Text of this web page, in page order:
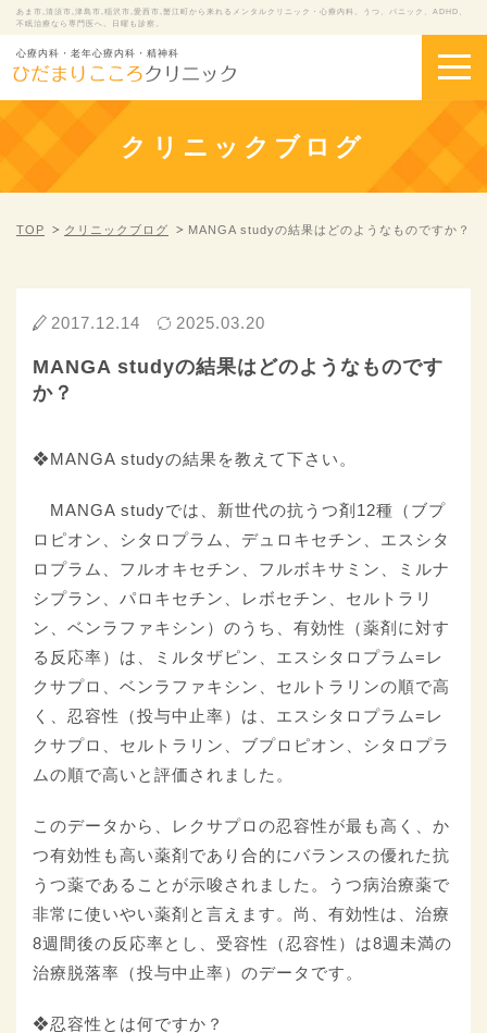
あま市,清須市,津島市,稲沢市,愛西市,蟹江町から来れるメンタルクリニック・心療内科。うつ、パニック、ADHD、
不眠治療なら専門医へ。日曜も診察。
心療内科・老年心療内科・精神科
クリニックブログ
TOP クリニックブログ MANGA studyの結果はどのようなものですか？
2017.12.14 2025.03.20
MANGA studyの結果はどのようなものです
か？
❖MANGA studyの結果を教えて下さい。
MANGA studyでは、新世代の抗うつ剤12種（ブプ
ロピオン、シタロプラム、デュロキセチン、エスシタ
ロプラム、フルオキセチン、フルボキサミン、ミルナ
シプラン、パロキセチン、レボセチン、セルトラリ
ン、ベンラファキシン）のうち、有効性（薬剤に対す
る反応率）は、ミルタザピン、エスシタロプラム=レ
クサプロ、ベンラファキシン、セルトラリンの順で高
く、忍容性（投与中止率）は、エスシタロプラム=レ
クサプロ、セルトラリン、ブプロピオン、シタロプラ
ムの順で高いと評価されました。
このデータから、レクサプロの忍容性が最も高く、か
つ有効性も高い薬剤であり合的にバランスの優れた抗
うつ薬であることが示唆されました。うつ病治療薬で
非常に使いやい薬剤と言えます。尚、有効性は、治療
8週間後の反応率とし、受容性（忍容性）は8週未満の
治療脱落率（投与中止率）のデータです。
❖忍容性とは何ですか？